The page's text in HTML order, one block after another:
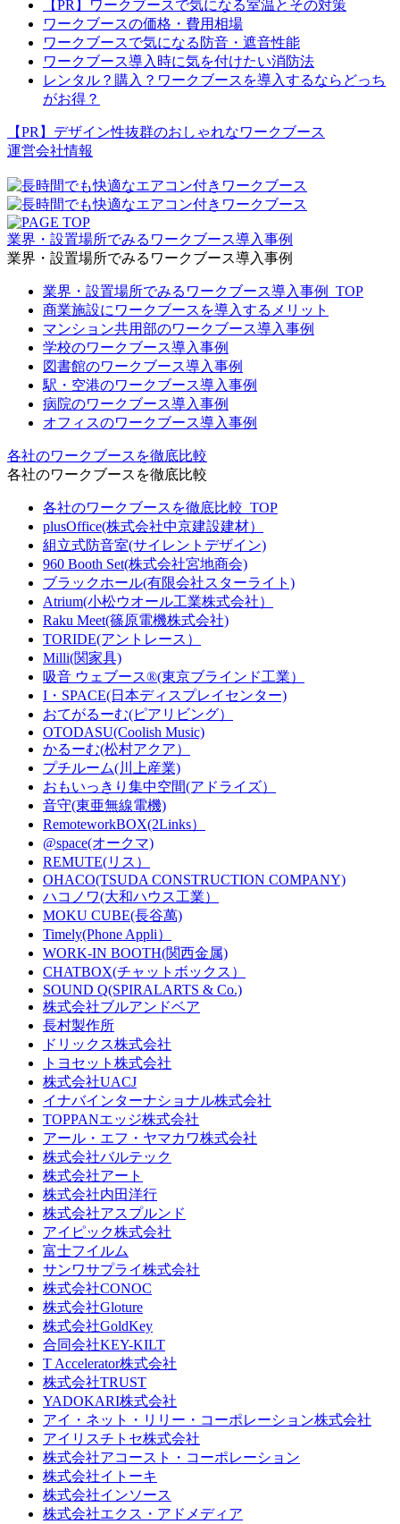
【PR】ワークブースで気になる室温とその対策
ワークブースの価格・費用相場
ワークブースで気になる防音・遮音性能
ワークブース導入時に気を付けたい消防法
レンタル？購入？ワークブースを導入するならどっち
がお得？
【PR】デザイン性抜群のおしゃれなワークブース
運営会社情報
業界・設置場所でみるワークブース導入事例
業界・設置場所でみるワークブース導入事例
業界・設置場所でみるワークブース導入事例_TOP
商業施設にワークブースを導入するメリット
マンション共用部のワークブース導入事例
学校のワークブース導入事例
図書館のワークブース導入事例
駅・空港のワークブース導入事例
病院のワークブース導入事例
オフィスのワークブース導入事例
各社のワークブースを徹底比較
各社のワークブースを徹底比較
各社のワークブースを徹底比較_TOP
plusOffice(株式会社中京建設建材）
組立式防音室(サイレントデザイン)
960 Booth Set(株式会社宮地商会)
ブラックホール(有限会社スターライト)
Atrium(小松ウオール工業株式会社）
Raku Meet(篠原電機株式会社)
TORIDE(アントレース）
Milli(関家具)
吸音 ウェブース®︎(東京ブラインド工業）
I・SPACE(日本ディスプレイセンター)
おてがるーむ(ピアリビング）
OTODASU(Coolish Music)
かるーむ(松村アクア）
プチルーム(川上産業)
おもいっきり集中空間(アドライズ）
音守(東亜無線電機)
RemoteworkBOX(2Links）
@space(オークマ)
REMUTE(リス）
OHACO(TSUDA CONSTRUCTION COMPANY)
ハコノワ(大和ハウス工業）
MOKU CUBE(長谷萬)
Timely(Phone Appli）
WORK-IN BOOTH(関西金属)
CHATBOX(チャットボックス）
SOUND Q(SPIRALARTS & Co.)
株式会社ブルアンドベア
長村製作所
ドリックス株式会社
‎トヨセット株式会社
株式会社UACJ
イナバインターナショナル株式会社
TOPPANエッジ株式会社
アール・エフ・ヤマカワ株式会社
株式会社バルテック
株式会社アート
株式会社内田洋行
株式会社アスプルンド
アイピック株式会社
富士フイルム
サンワサプライ株式会社
株式会社CONOC
株式会社Gloture
株式会社GoldKey
合同会社KEY-KILT
T Accelerator株式会社
株式会社TRUST
YADOKARI株式会社
アイ・ネット・リリー・コーポレーション株式会社
アイリスチトセ株式会社
株式会社アコースト・コーポレーション
株式会社イトーキ
株式会社インソース
株式会社エクス・アドメディア